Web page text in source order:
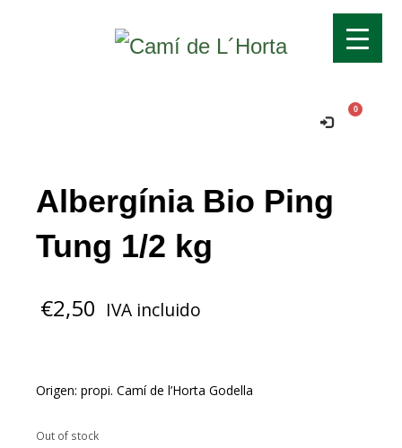
Albergínia Bio Ping
Tung 1/2 kg
€2,50 IVA incluido
Origen: propi. Camí de l’Horta Godella
Out of stock
Comanda mínima per a domicili 15€.
Ok!